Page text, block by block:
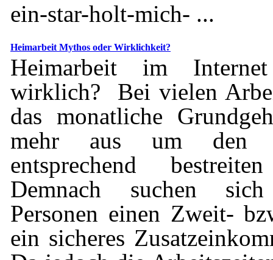
ein-star-holt-mich- ...
Heimarbeit Mythos oder Wirklichkeit?
Heimarbeit im
wirklich? Bei vielen
das monatliche
mehr aus um den
entsprechend
Demnach suchen
Personen einen Zweit-
ein sicheres